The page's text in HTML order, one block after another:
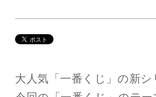
大人気「一番くじ」の新